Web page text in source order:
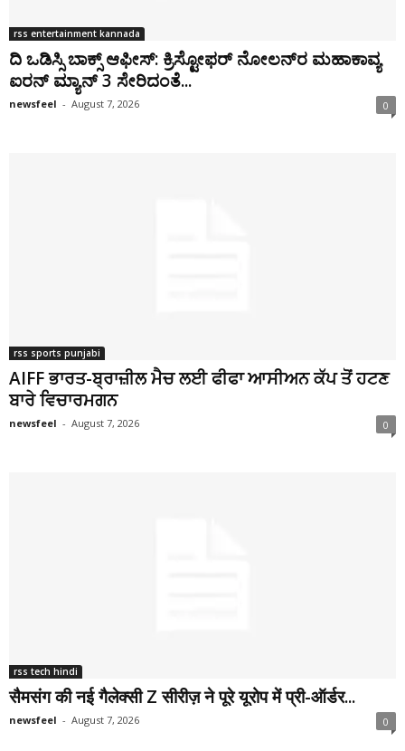
rss entertainment kannada
ದಿ ಒಡಿಸ್ಸಿ ಬಾಕ್ಸ್ ಆಫೀಸ್: ಕ್ರಿಸ್ಟೋಫರ್ ನೋಲನ್‌ರ ಮಹಾಕಾವ್ಯ
ಐರನ್ ಮ್ಯಾನ್ 3 ಸೇರಿದಂತೆ...
newsfeel - August 7, 2026 0
rss sports punjabi
AIFF ਭਾਰਤ-ਬ੍ਰਾਜ਼ੀਲ ਮੈਚ ਲਈ ਫੀਫਾ ਆਸੀਅਨ ਕੱਪ ਤੋਂ ਹਟਣ
ਬਾਰੇ ਵਿਚਾਰਮਗਨ
newsfeel - August 7, 2026 0
rss tech hindi
सैमसंग की नई गैलेक्सी Z सीरीज़ ने पूरे यूरोप में प्री-ऑर्डर...
newsfeel - August 7, 2026 0